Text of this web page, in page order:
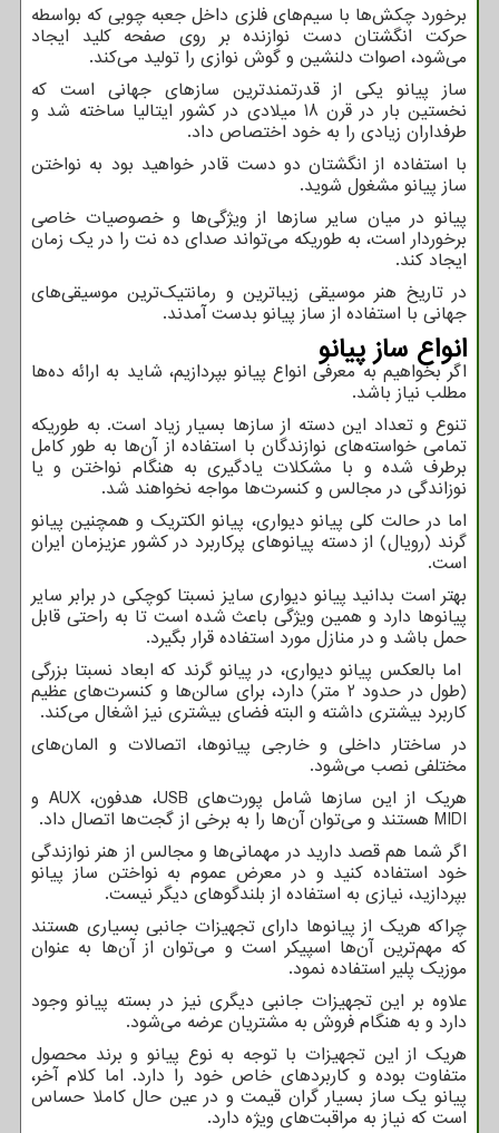
برخورد چکش‌ها با سیم‌های فلزی داخل جعبه چوبی که بواسطه
حرکت انگشتان دست نوازنده بر روی صفحه کلید ایجاد
می‌شود، اصوات دلنشین و گوش نوازی را تولید می‌کند.
ساز پیانو یکی از قدرتمندترین سازهای جهانی است که
نخستین بار در قرن 18 میلادی در کشور ایتالیا ساخته شد و
طرفداران زیادی را به خود اختصاص داد.
با استفاده از انگشتان دو دست قادر خواهید بود به نواختن
ساز پیانو مشغول شوید.
پیانو در میان سایر سازها از ویژگی‌ها و خصوصیات خاصی
برخوردار است، به طوریکه می‌تواند صدای ده نت را در یک زمان
ایجاد کند.
در تاریخ هنر موسیقی زیباترین و رمانتیک‌ترین موسیقی‌های
جهانی با استفاده از ساز پیانو بدست آمدند.
انواع ساز پیانو
اگر بخواهیم به معرفی انواع پیانو بپردازیم، شاید به ارائه ده‌ها
مطلب نیاز باشد.
تنوع و تعداد این دسته از سازها بسیار زیاد است. به طوریکه
تمامی خواسته‌های نوازندگان با استفاده از آن‌ها به طور کامل
برطرف شده و با مشکلات یادگیری به هنگام نواختن و یا
نوزاندگی در مجالس و کنسرت‌ها مواجه نخواهند شد.
اما در حالت کلی پیانو دیواری، پیانو الکتریک و همچنین پیانو
گرند (رویال) از دسته پیانوهای پرکاربرد در کشور عزیزمان ایران
است.
بهتر است بدانید پیانو دیواری سایز نسبتا کوچکی در برابر سایر
پیانوها دارد و همین ویژگی باعث شده است تا به راحتی قابل
حمل باشد و در منازل مورد استفاده قرار بگیرد.
اما بالعکس پیانو دیواری، در پیانو گرند که ابعاد نسبتا بزرگی
(طول در حدود 2 متر) دارد، برای سالن‌ها و کنسرت‌های عظیم
کاربرد بیشتری داشته و البته فضای بیشتری نیز اشغال می‌کند.
در ساختار داخلی و خارجی پیانوها، اتصالات و المان‌های
مختلفی نصب می‌شود.
هریک از این سازها شامل پورت‌های USB، هدفون، AUX و
MIDI هستند و می‌توان آن‌ها را به برخی از گجت‌ها اتصال داد.
اگر شما هم قصد دارید در مهمانی‌ها و مجالس از هنر نوازندگی
خود استفاده کنید و در معرض عموم به نواختن ساز پیانو
بپردازید، نیازی به استفاده از بلندگوهای دیگر نیست.
چراکه هریک از پیانوها دارای تجهیزات جانبی بسیاری هستند
که مهم‌ترین آن‌ها اسپیکر است و می‌توان از آن‌ها به عنوان
موزیک پلیر استفاده نمود.
علاوه بر این تجهیزات جانبی دیگری نیز در بسته پیانو وجود
دارد و به هنگام فروش به مشتریان عرضه می‌شود.
هریک از این تجهیزات با توجه به نوع پیانو و برند محصول
متفاوت بوده و کاربردهای خاص خود را دارد. اما کلام آخر،
پیانو یک ساز بسیار گران قیمت و در عین حال کاملا حساس
است که نیاز به مراقبت‌های ویژه دارد.